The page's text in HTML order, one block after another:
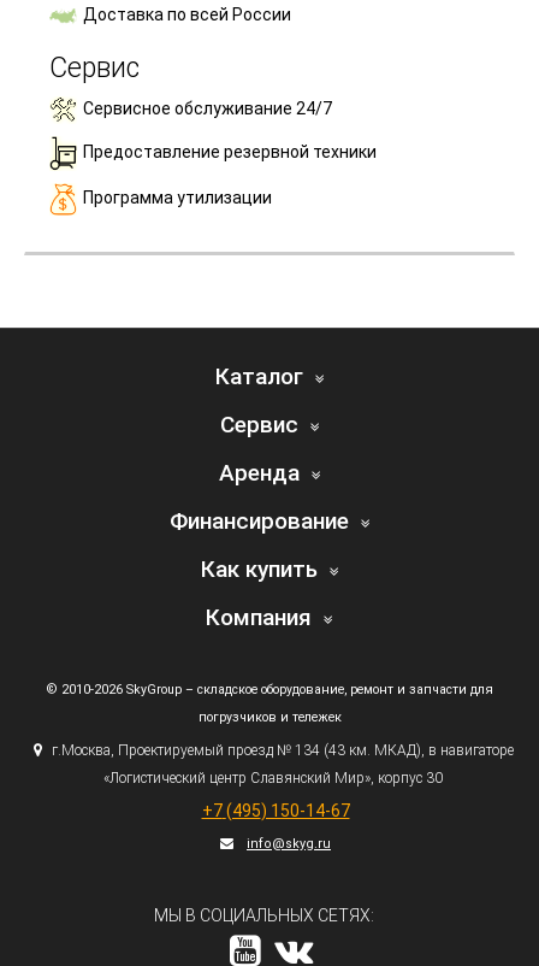
Доставка по всей России
Сервис
Сервисное обслуживание 24/7
Предоставление резервной техники
Программа утилизации
Каталог
Сервис
Аренда
Финансирование
Как купить
Компания
© 2010-2026 SkyGroup – складское оборудование, ремонт и запчасти для
погрузчиков и тележек
г. Москва, Проектируемый проезд № 134 (43км. МКАД), в навигаторе
«Логистический центр Славянский Мир», корпус 30
+7 (495) 150-14-67
info@skyg.ru
МЫ В СОЦИАЛЬНЫХ СЕТЯХ: